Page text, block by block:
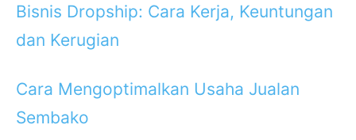
Bisnis Dropship: Cara Kerja, Keuntungan
dan Kerugian
Cara Mengoptimalkan Usaha Jualan
Sembako